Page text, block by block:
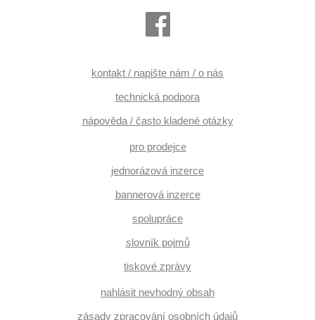
kontakt / napište nám / o nás
technická podpora
nápověda / často kladené otázky
pro prodejce
jednorázová inzerce
bannerová inzerce
spolupráce
slovník pojmů
tiskové zprávy
nahlásit nevhodný obsah
zásady zpracování osobních údajů